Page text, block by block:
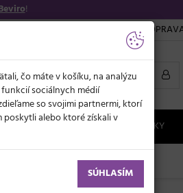
!
VŠETKO O NÁKUPE
ZNAČKY NOVINKY
čo máte v košíku, na analýzu
sociálnych médií
so svojimi partnermi, ktorí
alebo ktoré získali v
SÚHLASÍM